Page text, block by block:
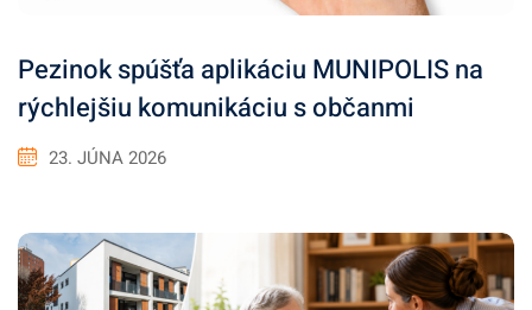
Pezinok spúšťa aplikáciu MUNIPOLIS na
rýchlejšiu komunikáciu s občanmi
23. JÚNA 2026